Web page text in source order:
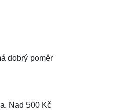
dobrý poměr
Nad 500 Kč